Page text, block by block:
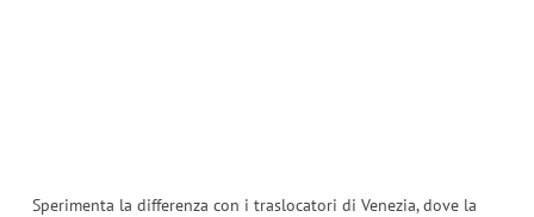
Sperimenta la differenza con i traslocatori di Venezia, dove la